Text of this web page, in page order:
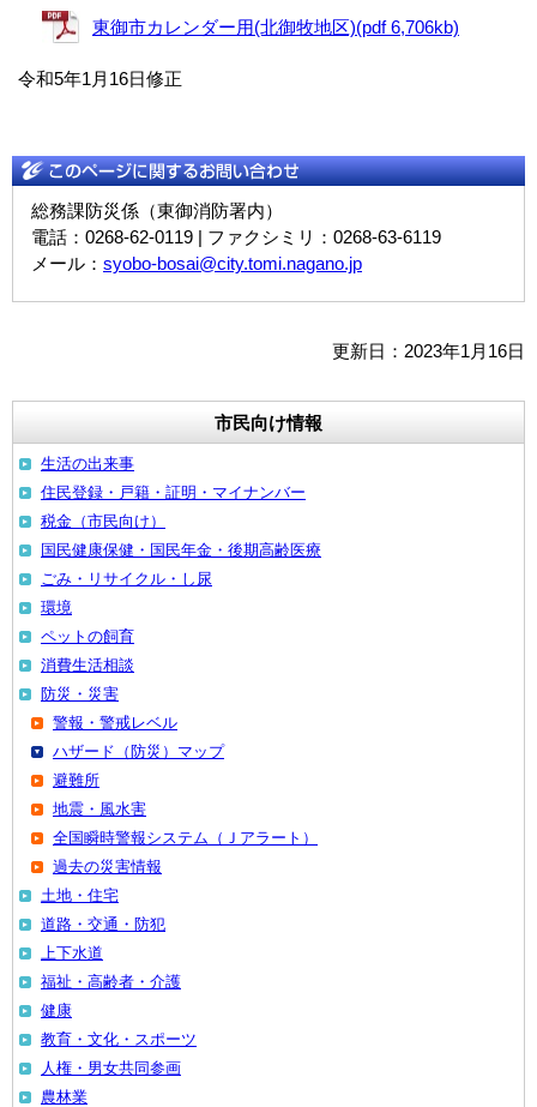
東御市カレンダー用(北御牧地区)(pdf 6,706kb)
令和5年1月16日修正
総務課防災係（東御消防署内）
電話：0268-62-0119 | ファクシミリ：0268-63-6119
メール： syobo-bosai@city.tomi.nagano.jp
更新日：2023年1月16日
市民向け情報
生活の出来事
住民登録・戸籍・証明・マイナンバー
税金（市民向け）
国民健康保健・国民年金・後期高齢医療
ごみ・リサイクル・し尿
環境
ペットの飼育
消費生活相談
防災・災害
警報・警戒レベル
ハザード（防災）マップ
避難所
地震・風水害
全国瞬時警報システム（Ｊアラート）
過去の災害情報
土地・住宅
道路・交通・防犯
上下水道
福祉・高齢者・介護
健康
教育・文化・スポーツ
人権・男女共同参画
農林業